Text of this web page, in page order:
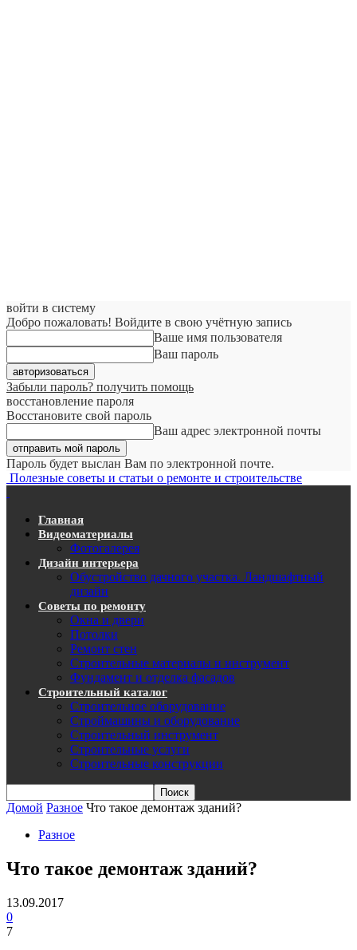
войти в систему
Добро пожаловать! Войдите в свою учётную запись
Ваше имя пользователя
Ваш пароль
Забыли пароль? получить помощь
восстановление пароля
Восстановите свой пароль
Ваш адрес электронной почты
Пароль будет выслан Вам по электронной почте.
Полезные советы и статьи о ремонте и строительстве
Главная
Видеоматериалы
Фотогалерея
Дизайн интерьера
Обустройство дачного участка. Ландшафтный
дизайн
Советы по ремонту
Окна и двери
Потолки
Ремонт стен
Строительные материалы и инструмент
Фундамент и отделка фасадов
Строительный каталог
Строительное оборудование
Строймашины и оборудование
Строительный инструмент
Строительные услуги
Строительные конструкции
Домой Разное Что такое демонтаж зданий?
Разное
Что такое демонтаж зданий?
13.09.2017
0
7